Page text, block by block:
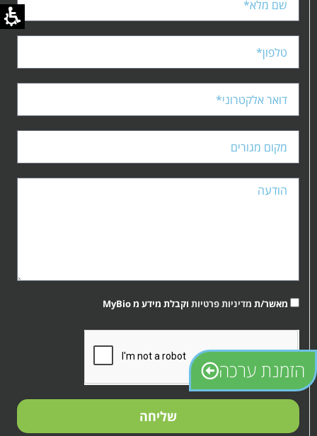
הזמנת ערכה
מאשר/ת מדיניות פרטיות
PDF
וקבלת מידע מ MyBio
שליחה